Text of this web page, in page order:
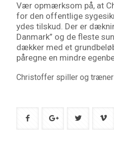
Vær opmærksom på, at
for den offentlige
ydes tilskud. Der er
Danmark” og de fleste
dækker med et
påregne en mindre
Christoffer spiller og